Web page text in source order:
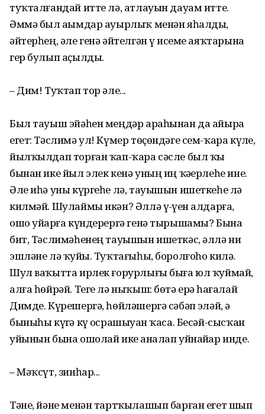
туҡталғандай итте лә, атлауын дауам итте.
Әммә был аҙымдар ауырлыҡ менән яһалды,
әйтерһең, әле генә әйтелгән үҙ исеме аяҡтарына
гер булып аҫылды.
– Дим! Туҡтап тор әле...
Был тауыш эйәһен меңдәр араһынан да айыра
егет: Тәслимә ул! Күмер төҫөндәге сем-ҡара күҙле,
йылҡылдап торған ҡап-ҡара сәсле был ҡыҙ
бынан ике йыл элек кенә уның иң ҡәҙерлеһе ине.
Әле иһә уны күргеһе лә, тауышын ишеткеһе лә
килмәй. Шулаймы икән? Әллә үҙ-үҙен алдарға,
ошо уйҙарға күндерергә генә тырышамы? Бына
бит, Тәслимәһенең тауышын ишеткәс, әллә ни
эшләне лә ҡуйҙы. Туҡтағыһы, боролғоһо килә.
Шул ваҡытта ирлек ғорурлығы быға юл ҡуймай,
алға һөйрәй. Теге лә ныҡыш: бөтә ерҙә һағалай
Димде. Күрешергә, һөйләшергә сәбәп эҙләй, ә
быныһы күҙгә күҙ осрашыуҙан ҡаса. Бесәй-сысҡан
уйынын бына ошолай ике аҙналап уйнайҙар инде.
– Мәҡсүт, зинһар...
Тәне, йәне менән тартҡылашып барған егет шып